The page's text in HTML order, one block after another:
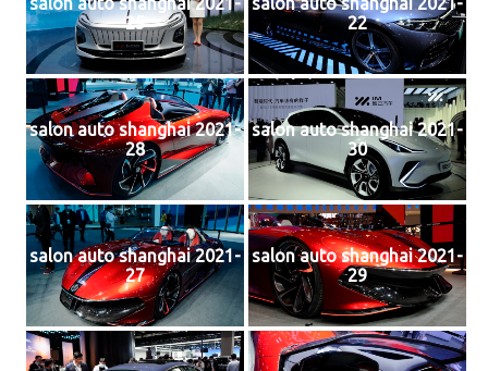
25
22
salon auto shanghai 2021-
28
salon auto shanghai 2021-
30
salon auto shanghai 2021-
27
salon auto shanghai 2021-
29